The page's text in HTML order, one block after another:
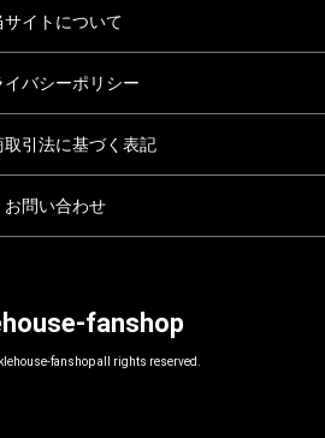
サイトについて
イバシーポリシー
取引法に基づく表記
お問い合わせ
fanshop
fanshop all rights reserved.